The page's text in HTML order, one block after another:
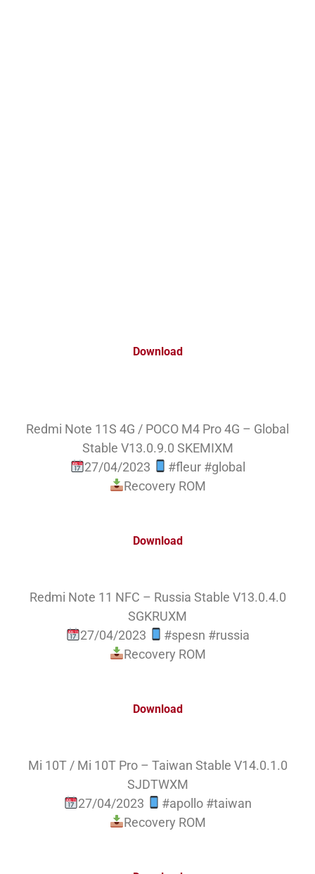
Download
Redmi Note 11S 4G / POCO M4 Pro 4G – Global
Stable V13.0.9.0 SKEMIXM
27/04/2023
#fleur #global
Recovery ROM
Download
Redmi Note 11 NFC – Russia Stable V13.0.4.0
SGKRUXM
27/04/2023
#spesn #russia
Recovery ROM
Download
Mi 10T / Mi 10T Pro – Taiwan Stable V14.0.1.0
SJDTWXM
27/04/2023
#apollo #taiwan
Recovery ROM